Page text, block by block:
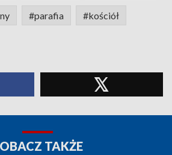
#parafia #kościół
TAKŻE